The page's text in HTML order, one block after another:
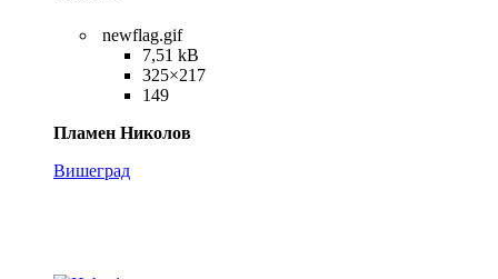
newflag.gif
7,51 kB
325×217
149
Пламен Николов
Вишеград